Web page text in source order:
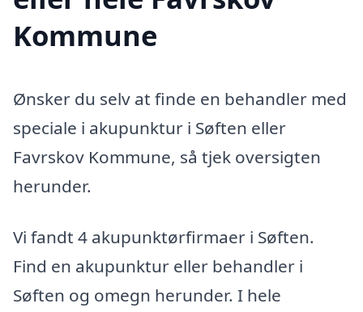
Kommune
Ønsker du selv at finde en behandler med
speciale i akupunktur i Søften eller
Favrskov Kommune, så tjek oversigten
herunder.
Vi fandt 4 akupunktørfirmaer i Søften.
Find en akupunktur eller behandler i
Søften og omegn herunder. I hele